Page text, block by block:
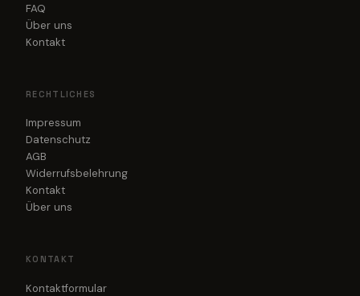
FAQ
Über uns
Kontakt
RECHTLICHES
Impressum
Datenschutz
AGB
Widerrufsbelehrung
Kontakt
Über uns
KONTAKT
Kontaktformular